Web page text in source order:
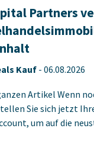
Partners
Kauf - 06.08.2026
Artikel Wenn
Sie sich jetzt
um auf die